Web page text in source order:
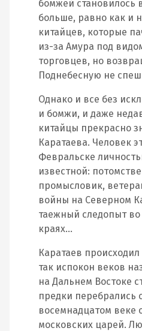
бомжей становилось
больше, равно как и
китайцев, которые
из-за Амура под
торговцев, но
Поднебесную не
Однако и все без
и бомжи, и даже
китайцы прекрасно
Каратаева. Человек
Февральске
известной:
промысловик,
войны на Северном
таежный следопыт
краях…
Каратаев
так испокон веков
на Дальнем Востоке
предки перебрались
восемнадцатом веке
московских царей.